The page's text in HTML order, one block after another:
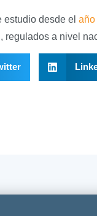
estudio desde el año
regulados a nivel